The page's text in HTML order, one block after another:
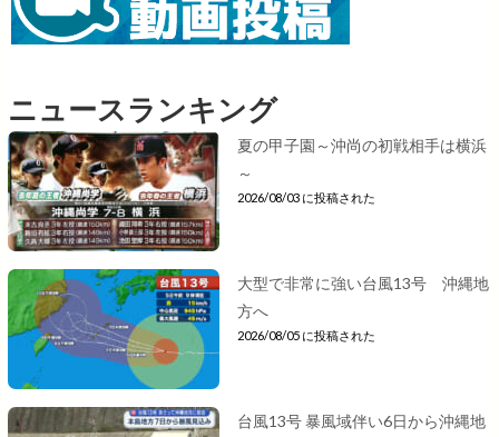
ニュースランキング
夏の甲子園～沖尚の初戦相手は横浜
～
2026/08/03 に投稿された
大型で非常に強い台風13号 沖縄地
方へ
2026/08/05 に投稿された
台風13号 暴風域伴い6日から沖縄地